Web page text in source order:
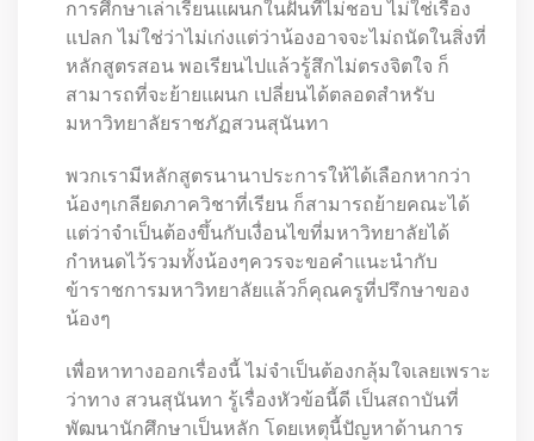
การศึกษาเล่าเรียนแผนกในฝันที่ไม่ชอบ ไม่ใช่เรื่อง
แปลก ไม่ใช่ว่าไม่เก่งแต่ว่าน้องอาจจะไม่ถนัดในสิ่งที่
หลักสูตรสอน พอเรียนไปแล้วรู้สึกไม่ตรงจิตใจ ก็
สามารถที่จะย้ายแผนก เปลี่ยนได้ตลอดสำหรับ
มหาวิทยาลัยราชภัฏสวนสุนันทา
พวกเรามีหลักสูตรนานาประการให้ได้เลือกหากว่า
น้องๆเกลียดภาควิชาที่เรียน ก็สามารถย้ายคณะได้
แต่ว่าจำเป็นต้องขึ้นกับเงื่อนไขที่มหาวิทยาลัยได้
กำหนดไว้รวมทั้งน้องๆควรจะขอคำแนะนำกับ
ข้าราชการมหาวิทยาลัยแล้วก็คุณครูที่ปรึกษาของ
น้องๆ
เพื่อหาทางออกเรื่องนี้ ไม่จำเป็นต้องกลุ้มใจเลยเพราะ
ว่าทาง สวนสุนันทา รู้เรื่องหัวข้อนี้ดี เป็นสถาบันที่
พัฒนานักศึกษาเป็นหลัก โดยเหตุนี้ปัญหาด้านการ